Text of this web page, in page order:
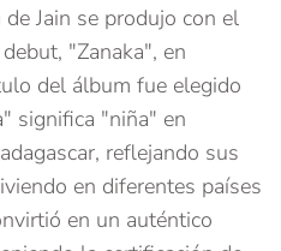
Jain se produjo con el
"Zanaka", en
del álbum fue elegido
significa "niña" en
reflejando sus
en diferentes países
en un auténtico